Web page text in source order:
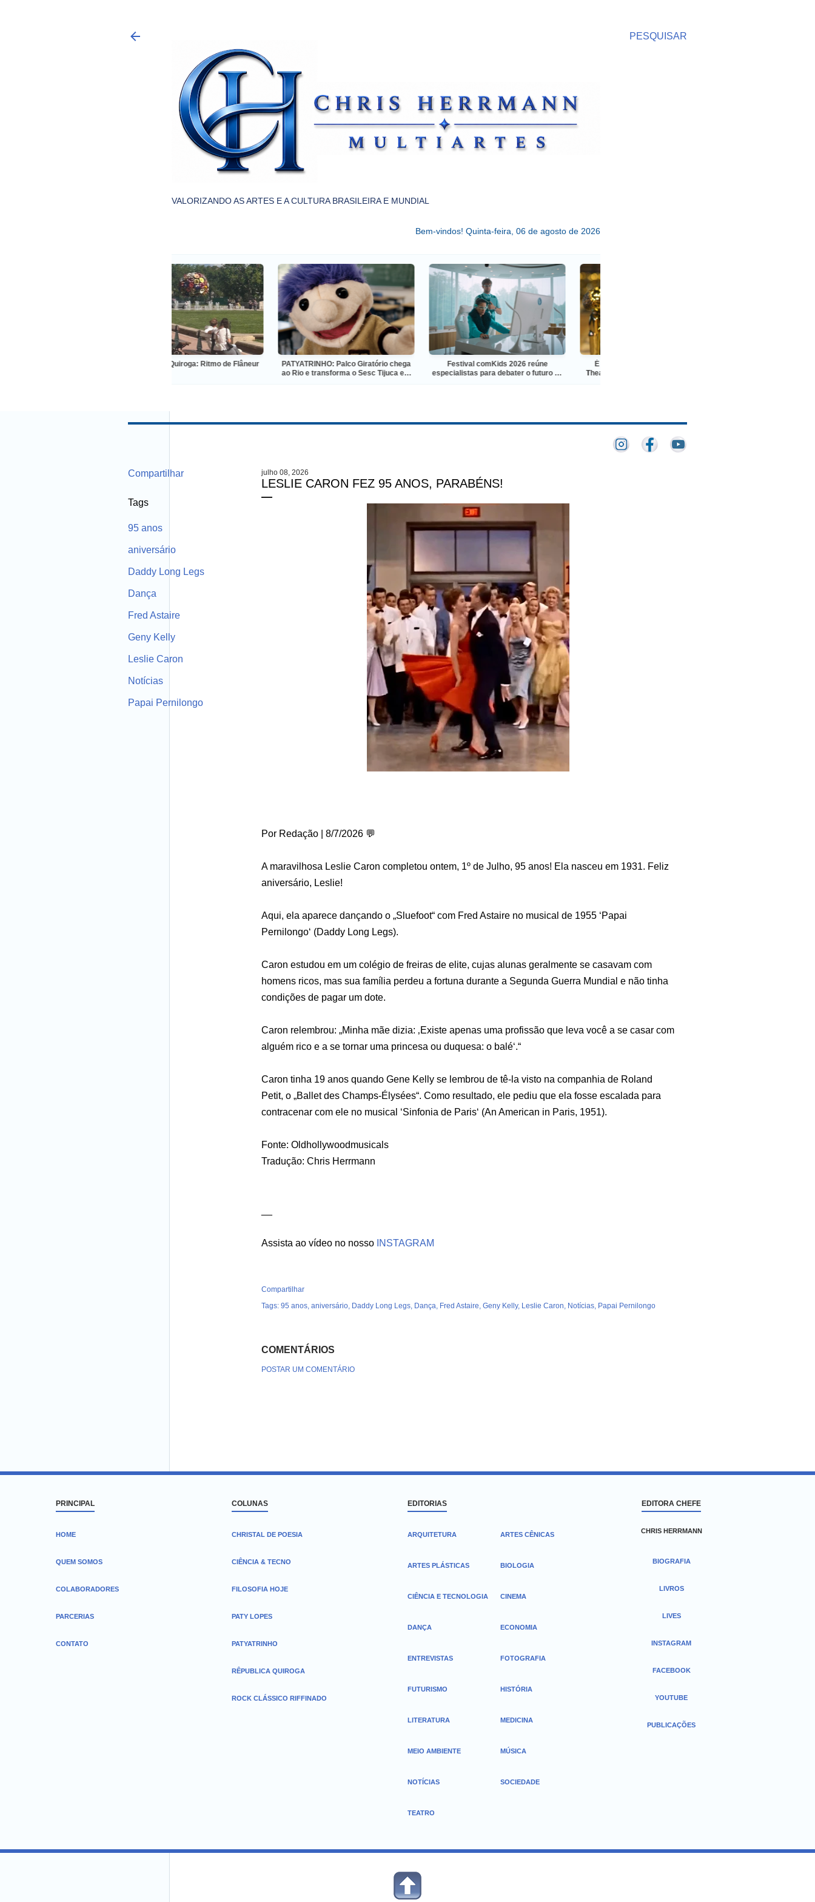
PESQUISAR
VALORIZANDO AS ARTES E A CULTURA BRASILEIRA E MUNDIAL
Bem-vindos! Quinta-feira, 06 de agosto de 2026
RÊpublica Quiroga: Ritmo de Flâneur
PATYATRINHO: Palco Giratório chega
ao Rio e transforma o Sesc Tijuca em
Festival comKids 2026 reúne
especialistas para debater o futuro da
É hoje! Prêmio Grande Otelo no
Theatro Municipal, no Rio de Janeiro
Compartilhar
Tags
95 anos
aniversário
Daddy Long Legs
Dança
Fred Astaire
Geny Kelly
Leslie Caron
Notícias
Papai Pernilongo
julho 08, 2026
LESLIE CARON FEZ 95 ANOS, PARABÉNS!
Por Redação | 8/7/2026 💬
A maravilhosa Leslie Caron completou ontem, 1º de Julho, 95 anos! Ela nasceu em 1931. Feliz
aniversário, Leslie!
Aqui, ela aparece dançando o „Sluefoot“ com Fred Astaire no musical de 1955 ‘Papai
Pernilongo‘ (Daddy Long Legs).
Caron estudou em um colégio de freiras de elite, cujas alunas geralmente se casavam com
homens ricos, mas sua família perdeu a fortuna durante a Segunda Guerra Mundial e não tinha
condições de pagar um dote.
Caron relembrou: „Minha mãe dizia: ‚Existe apenas uma profissão que leva você a se casar com
alguém rico e a se tornar uma princesa ou duquesa: o balé‘.“
Caron tinha 19 anos quando Gene Kelly se lembrou de tê-la visto na companhia de Roland
Petit, o „Ballet des Champs-Élysées“. Como resultado, ele pediu que ela fosse escalada para
contracenar com ele no musical ‘Sinfonia de Paris‘ (An American in Paris, 1951).
Fonte: Oldhollywoodmusicals
Tradução: Chris Herrmann
Assista ao vídeo no nosso INSTAGRAM
Compartilhar
Tags: 95 anos aniversário Daddy Long Legs Dança Fred Astaire Geny Kelly Leslie Caron Notícias Papai Pernilongo
COMENTÁRIOS
POSTAR UM COMENTÁRIO
PRINCIPAL
HOME
QUEM SOMOS
COLABORADORES
PARCERIAS
CONTATO
COLUNAS
CHRISTAL DE POESIA
CIÊNCIA & TECNO
FILOSOFIA HOJE
PATY LOPES
PATYATRINHO
RÊPUBLICA QUIROGA
ROCK CLÁSSICO RIFFINADO
EDITORIAS
ARQUITETURA ARTES CÊNICAS
ARTES PLÁSTICAS BIOLOGIA
CIÊNCIA E TECNOLOGIA CINEMA
DANÇA ECONOMIA
ENTREVISTAS FOTOGRAFIA
FUTURISMO HISTÓRIA
LITERATURA MEDICINA
MEIO AMBIENTE MÚSICA
NOTÍCIAS SOCIEDADE
TEATRO
EDITORA CHEFE
CHRIS HERRMANN
BIOGRAFIA
LIVROS
LIVES
INSTAGRAM
FACEBOOK
YOUTUBE
PUBLICAÇÕES